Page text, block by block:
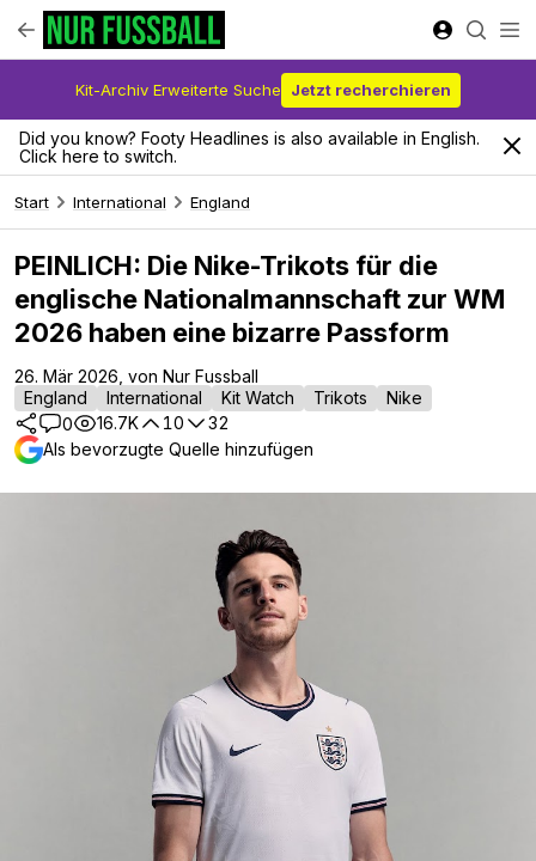
Kit-Archiv Erweiterte Suche Jetzt recherchieren
Did you know? Footy Headlines is also available in English.
Click here to switch.
Start International England
PEINLICH: Die Nike-Trikots für die
englische Nationalmannschaft zur WM
2026 haben eine bizarre Passform
26. Mär 2026, von Nur Fussball
England
International Kit Watch Trikots
Nike
0
16.7K 10
32
Als bevorzugte Quelle hinzufügen